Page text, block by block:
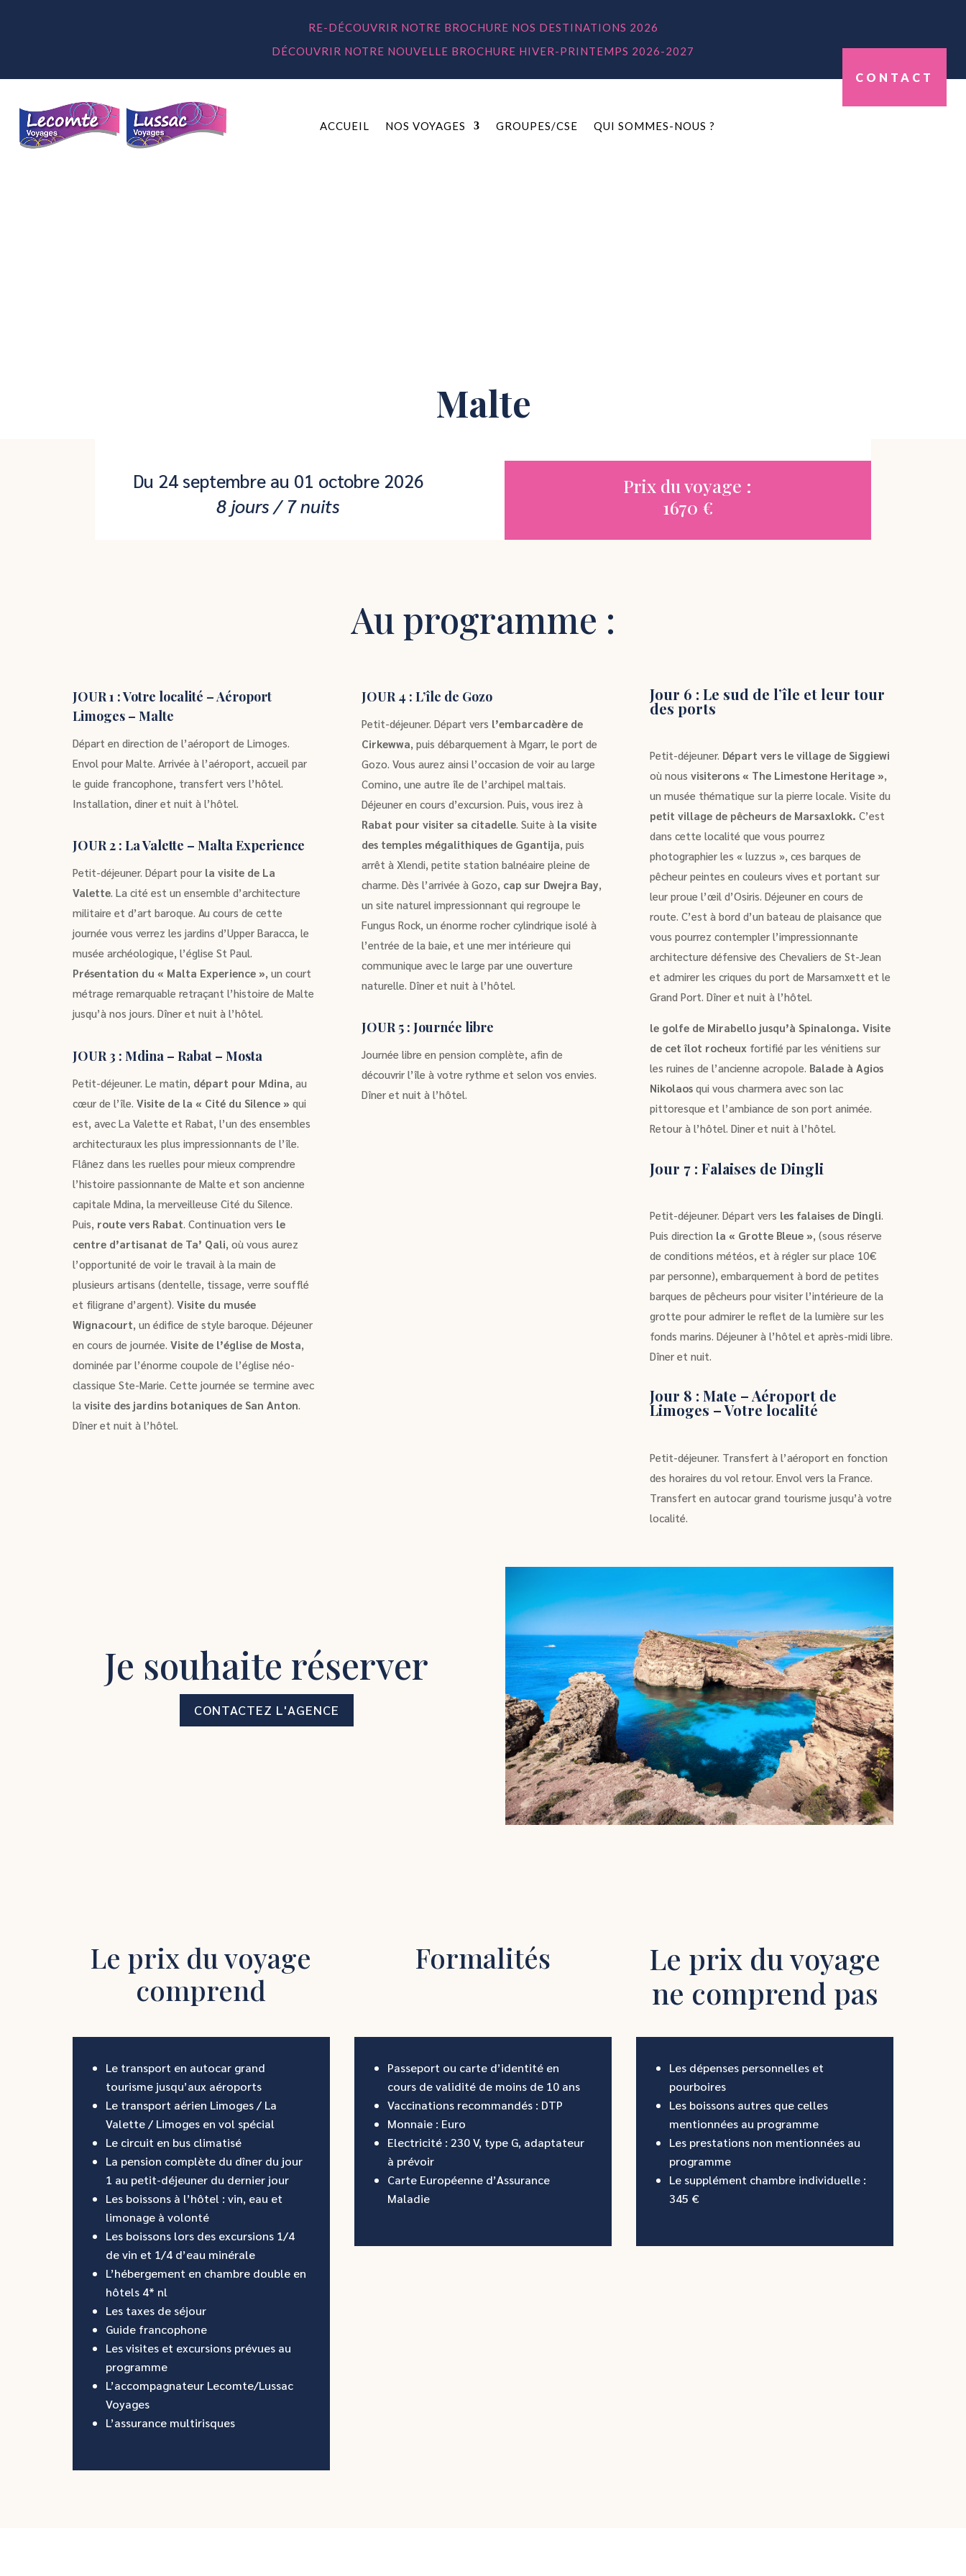
RE-DÉCOUVRIR NOTRE BROCHURE NOS DESTINATIONS 2026
DÉCOUVRIR NOTRE NOUVELLE BROCHURE HIVER-PRINTEMPS 2026-2027
ACCUEIL NOS VOYAGES GROUPES/CSE QUI SOMMES-NOUS ?
CONTACT
Malte
Du 24 septembre au 01 octobre 2026
8 jours / 7 nuits
Prix du voyage :
1670 €
Au programme :
JOUR 1 : Votre localité – Aéroport
Limoges – Malte
Départ en direction de l’aéroport de Limoges.
Envol pour Malte. Arrivée à l’aéroport, accueil par
le guide francophone, transfert vers l’hôtel.
Installation, diner et nuit à l’hôtel.
JOUR 2 : La Valette – Malta Experience
Petit-déjeuner. Départ pour la visite de La
Valette. La cité est un ensemble d’architecture
militaire et d’art baroque. Au cours de cette
journée vous verrez les jardins d’Upper Baracca, le
musée archéologique, l’église St Paul.
Présentation du « Malta Experience », un court
métrage remarquable retraçant l’histoire de Malte
jusqu’à nos jours. Dîner et nuit à l’hôtel.
JOUR 3 : Mdina – Rabat – Mosta
Petit-déjeuner. Le matin, départ pour Mdina , au
cœur de l’île. Visite de la « Cité du Silence » qui
est, avec La Valette et Rabat, l’un des ensembles
architecturaux les plus impressionnants de l’île.
Flânez dans les ruelles pour mieux comprendre
l’histoire passionnante de Malte et son ancienne
capitale Mdina, la merveilleuse Cité du Silence.
Puis, route vers Rabat . Continuation vers le
centre d’artisanat de Ta’ Qali , où vous aurez
l’opportunité de voir le travail à la main de
plusieurs artisans (dentelle, tissage, verre soufflé
et filigrane d’argent). Visite du musée
Wignacourt , un édifice de style baroque. Déjeuner
en cours de journée. Visite de l’église de Mosta
dominée par l’énorme coupole de l’église néo-
classique Ste-Marie. Cette journée se termine avec
la visite des jardins botaniques de San Anton
Dîner et nuit à l’hôtel.
JOUR 4 : L’île de Gozo
Petit-déjeuner. Départ vers l’embarcadère de
Cirkewwa , puis débarquement à Mgarr, le port de
Gozo. Vous aurez ainsi l’occasion de voir au large
Comino, une autre île de l’archipel maltais.
Déjeuner en cours d’excursion. Puis, vous irez à
Rabat pour visiter sa citadelle. Suite à la visite
des temples mégalithiques de Ggantija , puis
arrêt à Xlendi, petite station balnéaire pleine de
charme. Dès l’arrivée à Gozo, cap sur Dwejra Bay,
un site naturel impressionnant qui regroupe le
Fungus Rock, un énorme rocher cylindrique isolé à
l’entrée de la baie, et une mer intérieure qui
communique avec le large par une ouverture
naturelle. Dîner et nuit à l’hôtel.
JOUR 5 : Journée libre
Journée libre en pension complète, afin de
découvrir l’île à votre rythme et selon vos envies.
Dîner et nuit à l’hôtel.
Jour 6 : Le sud de l’île et leur tour
des ports
Petit-déjeuner. Départ vers le village de Siggiewi
où nousvisiterons « The Limestone Heritage »,
un musée thématique sur la pierre locale. Visite du
petit village de pêcheurs de Marsaxlokk. C’est
dans cette localité que vous pourrez
photographier les « luzzus », ces barques de
pêcheur peintes en couleurs vives et portant sur
leur proue l’œil d’Osiris. Déjeuner en cours de
route. C’est à bord d’un bateau de plaisance que
vous pourrez contempler l’impressionnante
architecture défensive des Chevaliers de St-Jean
et admirer les criques du port de Marsamxett et le
Grand Port. Dîner et nuit à l’hôtel.
le golfe de Mirabello jusqu’à Spinalonga. Visite
de cet îlot rocheux fortifié par les vénitiens sur
les ruines de l’ancienne acropole. Balade à Agios
Nikolaos qui vous charmera avec son lac
pittoresque et l’ambiance de son port animée.
Retour à l’hôtel. Diner et nuit à l’hôtel.
Jour 7 : Falaises de Dingli
Petit-déjeuner. Départ vers les falaises de Dingli.
Puis direction la « Grotte Bleue », (sous réserve
de conditions météos, et à régler sur place 10€
par personne), embarquement à bord de petites
barques de pêcheurs pour visiter l’intérieure de la
grotte pour admirer le reflet de la lumière sur les
fonds marins. Déjeuner à l’hôtel et après-midi libre.
Dîner et nuit.
Jour 8 : Mate – Aéroport de
Limoges – Votre localité
Petit-déjeuner. Transfert à l’aéroport en fonction
des horaires du vol retour. Envol vers la France.
Transfert en autocar grand tourisme jusqu’à votre
localité.
Je souhaite réserver
CONTACTEZ L'AGENCE
Le prix du voyage
comprend
Formalités
Le prix du voyage
ne comprend pas
Le transport en autocar grand
tourisme jusqu’aux aéroports
Le transport aérien Limoges / La
Valette / Limoges en vol spécial
Le circuit en bus climatisé
La pension complète du dîner du jour
1 au petit-déjeuner du dernier jour
Les boissons à l’hôtel : vin, eau et
limonage à volonté
Les boissons lors des excursions 1/4
de vin et 1/4 d’eau minérale
L’hébergement en chambre double en
hôtels 4* nl
Les taxes de séjour
Guide francophone
Les visites et excursions prévues au
programme
L’accompagnateur Lecomte/Lussac
Voyages
L’assurance multirisques
Passeport ou carte d’identité en
cours de validité de moins de 10 ans
Vaccinations recommandés : DTP
Monnaie : Euro
Electricité : 230 V, type G, adaptateur
à prévoir
Carte Européenne d’Assurance
Maladie
Les dépenses personnelles et
pourboires
Les boissons autres que celles
mentionnées au programme
Les prestations non mentionnées au
programme
Le supplément chambre individuelle :
345 €